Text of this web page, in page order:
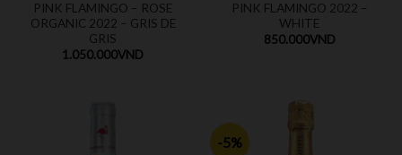
PINK FLAMINGO – ROSE
ORGANIC 2022 – GRIS DE
GRIS
1.050.000VND
PINK FLAMINGO 2022 –
WHITE
850.000VND
-5%